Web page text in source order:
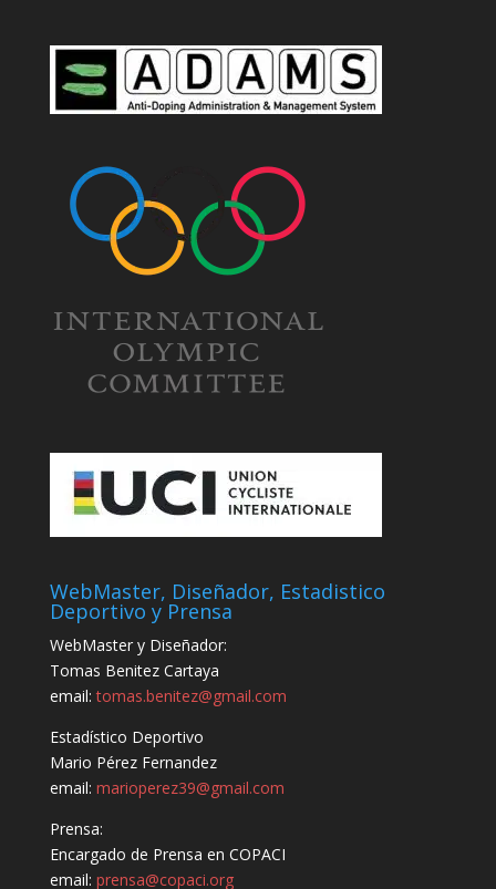
WebMaster, Diseñador, Estadistico
Deportivo y Prensa
WebMaster y Diseñador:
Tomas Benitez Cartaya
email:tomas.benitez@gmail.com
Estadístico Deportivo
Mario Pérez Fernandez
email: marioperez39@gmail.com
Prensa:
Encargado de Prensa en COPACI
email: prensa@copaci.org